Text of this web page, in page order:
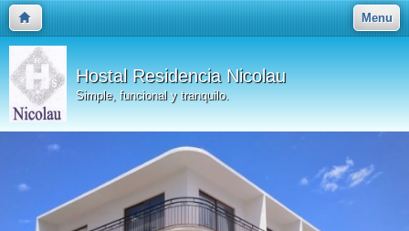
Menu
Hostal Residencia Nicolau
Simple, funcional y tranquilo.